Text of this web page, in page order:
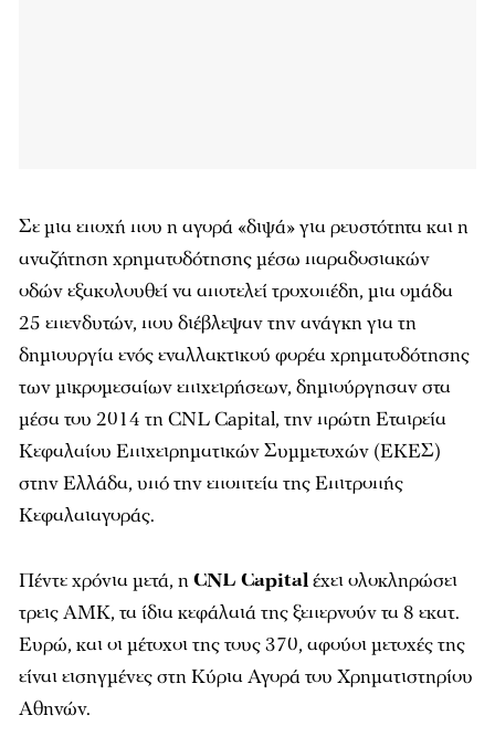
Σε µια εποχή που η αγορά «διψά» για ρευστότητα και η
αναζήτηση χρηµατοδότησης µέσω παραδοσιακών
οδών εξακολουθεί να αποτελεί τροχοπέδη, µια οµάδα
25 επενδυτών, που διέβλεψαν την ανάγκη για τη
δηµιουργία ενός εναλλακτικού φορέα χρηµατοδότησης
των µικροµεσαίων επιχειρήσεων, δηµιούργησαν στα
µέσα του 2014 τη CNL Capital, την πρώτη Εταιρεία
Κεφαλαίου Επιχειρηµατικών Συµµετοχών (ΕΚΕΣ)
στην Ελλάδα, υπό την εποπτεία της Επιτροπής
Κεφαλαιαγοράς.
Πέντε χρόνια µετά, ηCNL Capitalέχει ολοκληρώσει
τρεις ΑΜΚ, τα ίδια κεφάλαιά της ξεπερνούν τα 8 εκατ.
Ευρώ, και οι μέτοχοι της τους 370, αφούοι μετοχές της
είναι εισηγμένες στη Κύρια Αγορά του Χρηματιστηρίου
Αθηνών.